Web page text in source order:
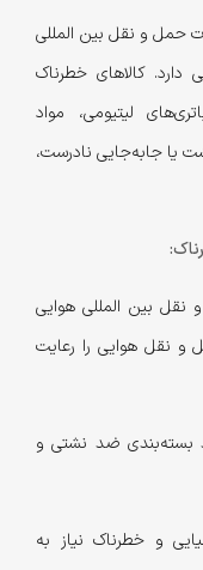
حمل و نقل بین المللی
دارد. کالاهای خطرناک
لیتیومی، مواد
یا جابه‌جایی نادرست،
بین المللی هوایی
و نقل هوایی را رعایت
بسته‌بندی ضد نشتی و
و خطرناک نیاز به